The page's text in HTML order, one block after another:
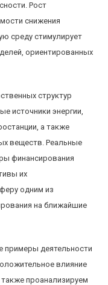
Рост
снижения
среду стимулирует
ориентированных
структур
источники энергии,
а также
веществ. Реальные
финансирования
их
одним из
на ближайшие
примеры деятельности
влияние
проанализируем